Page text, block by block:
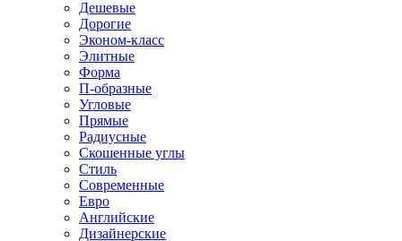
Дешевые
Дорогие
Эконом-класс
Элитные
Форма
П-образные
Угловые
Прямые
Радиусные
Скошенные углы
Стиль
Современные
Евро
Английские
Дизайнерские